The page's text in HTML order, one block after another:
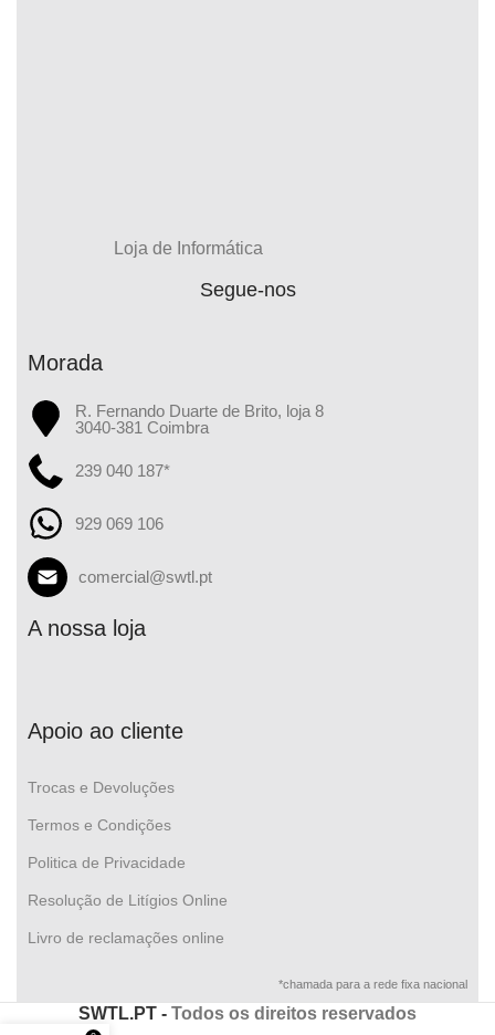
Loja de Informática
Segue-nos
Morada
R. Fernando Duarte de Brito, loja 8
3040-381 Coimbra
239 040 187*
929 069 106
comercial@swtl.pt
A nossa loja
Apoio ao cliente
Trocas e Devoluções
Termos e Condições
Politica de Privacidade
Resolução de Litígios Online
Livro de reclamações online
*chamada para a rede fixa nacional
SWTL.PT - Todos os direitos reservados